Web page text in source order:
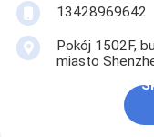
13428969642
Pokój 1502F,
miasto